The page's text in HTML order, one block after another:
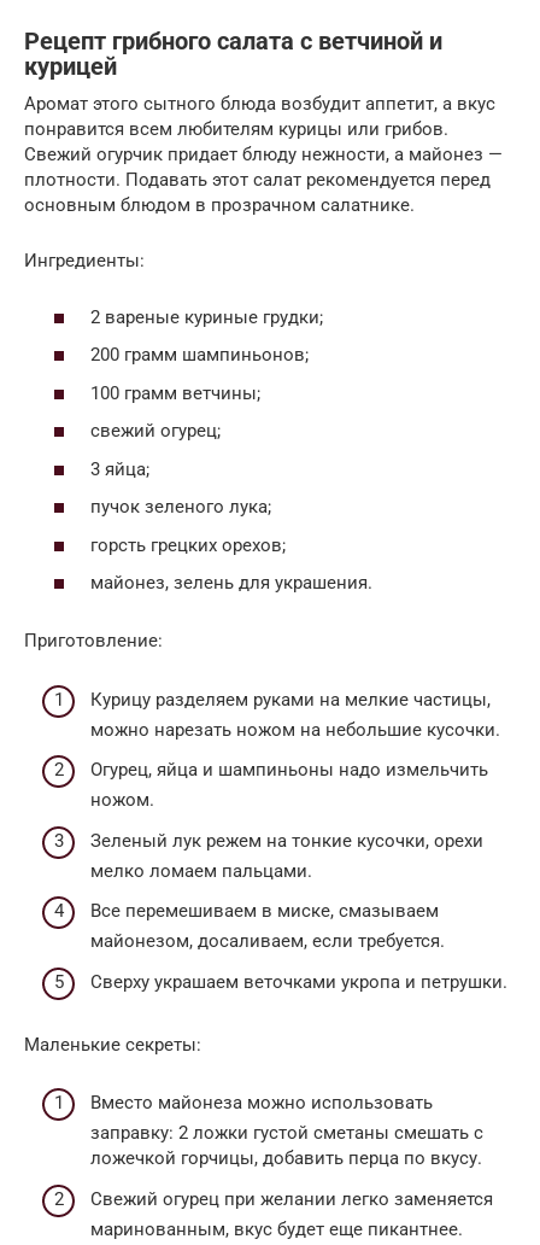
Рецепт грибного салата с ветчиной и
курицей
Аромат этого сытного блюда возбудит аппетит, а вкус
понравится всем любителям курицы или грибов.
Свежий огурчик придает блюду нежности, а майонез —
плотности. Подавать этот салат рекомендуется перед
основным блюдом в прозрачном салатнике.
Ингредиенты:
2 вареные куриные грудки;
200 грамм шампиньонов;
100 грамм ветчины;
свежий огурец;
3 яйца;
пучок зеленого лука;
горсть грецких орехов;
майонез, зелень для украшения.
Приготовление:
Курицу разделяем руками на мелкие частицы,
можно нарезать ножом на небольшие кусочки.
Огурец, яйца и шампиньоны надо измельчить
ножом.
Зеленый лук режем на тонкие кусочки, орехи
мелко ломаем пальцами.
Все перемешиваем в миске, смазываем
майонезом, досаливаем, если требуется.
Сверху украшаем веточками укропа и петрушки.
Маленькие секреты:
Вместо майонеза можно использовать
заправку: 2 ложки густой сметаны смешать с
ложечкой горчицы, добавить перца по вкусу.
Свежий огурец при желании легко заменяется
маринованным, вкус будет еще пикантнее.